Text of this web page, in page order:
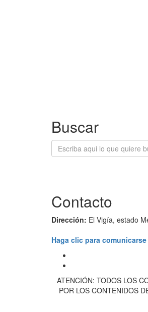
Buscar
Contacto
Dirección: El Vigía, estado
Haga clic para
ATENCIÓN: TODOS LOS
POR LOS CONTENIDOS